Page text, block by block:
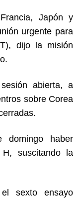
Japón y
urgente para
dijo la misión
abierta, a
sobre Corea
domingo haber
suscitando la
sexto ensayo